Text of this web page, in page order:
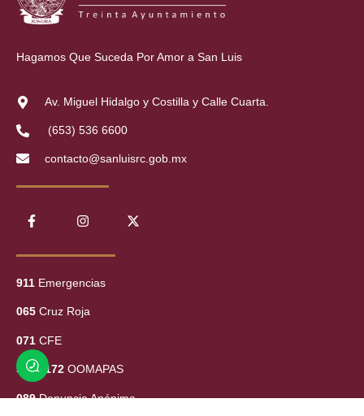
Hagamos Que Suceda Por Amor a San Luis
Av. Miguel Hidalgo y Costilla y Calle Cuarta.
(653) 536 6600
contacto@sanluisrc.gob.mx
911 Emergencias
065 Cruz Roja
071 CFE
534 1172 OOMAPAS
089Denuncia Anónima